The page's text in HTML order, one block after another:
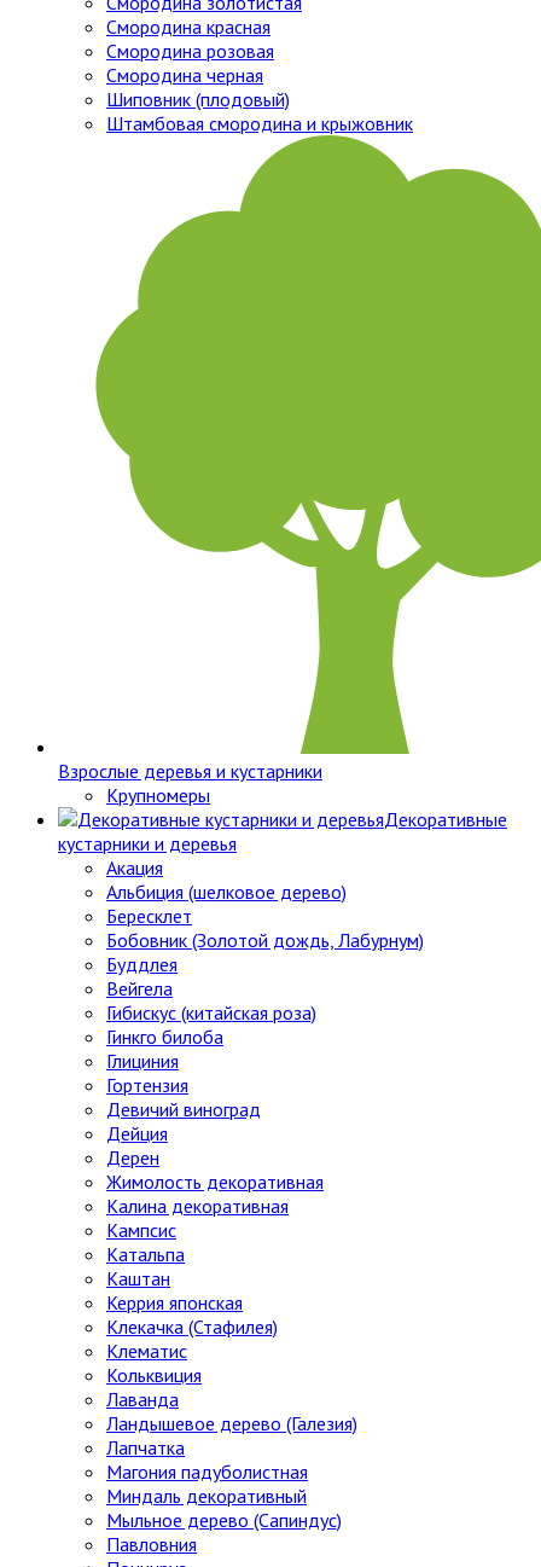
Смородина красная
Смородина розовая
Смородина черная
Шиповник (плодовый)
Штамбовая смородина и крыжовник
Взрослые деревья и кустарники
Крупномеры
Декоративные
кустарники и деревья
Акация
Альбиция (шелковое дерево)
Бересклет
Бобовник (Золотой дождь, Лабурнум)
Буддлея
Вейгела
Гибискус (китайская роза)
Гинкго билоба
Глициния
Гортензия
Девичий виноград
Дейция
Дерен
Жимолость декоративная
Калина декоративная
Кампсис
Катальпа
Каштан
Керрия японская
Клекачка (Стафилея)
Клематис
Кольквиция
Лаванда
Ландышевое дерево (Галезия)
Лапчатка
Магония падуболистная
Миндаль декоративный
Мыльное дерево (Сапиндус)
Павловния